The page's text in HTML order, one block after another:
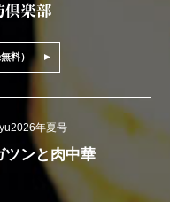
料）
年夏号
ツンと肉中華